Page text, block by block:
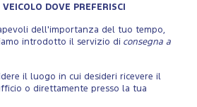
DOVE PREFERISCI
dell'importanza del tuo tempo,
introdotto il servizio di consegna a
il luogo in cui desideri ricevere il
o direttamente presso la tua